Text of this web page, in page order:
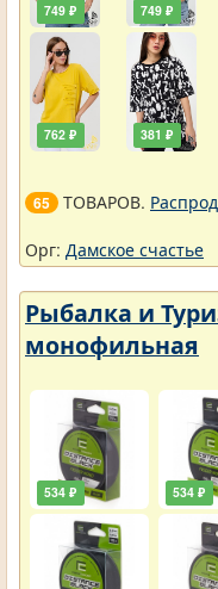
749 ₽
762 ₽
749 ₽
381 ₽
65 ТОВАРОВ.
Орг: Дамское счастье
Рыбалка и
монофильная
534 ₽ 534 ₽